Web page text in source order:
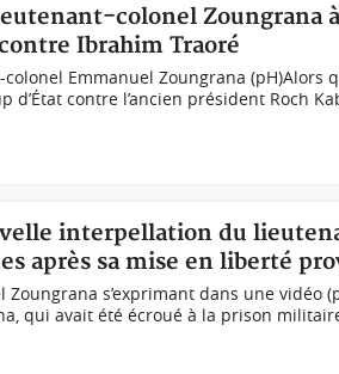
colonel Zoungrana
Ibrahim Traoré
Emmanuel Zoungrana (pH)Alors
d’État contre l’ancien président Roch
interpellation du
après sa mise en liberté
Zoungrana s’exprimant dans une vidéo
qui avait été écroué à la prison